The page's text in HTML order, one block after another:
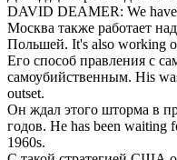
DAVID DEAMER: We have
Москва также работает
Польшей. It's also working
Его способ правления с
самоубийственным. His
outset.
Он ждал этого шторма в
годов. He has been waiting
1960s.